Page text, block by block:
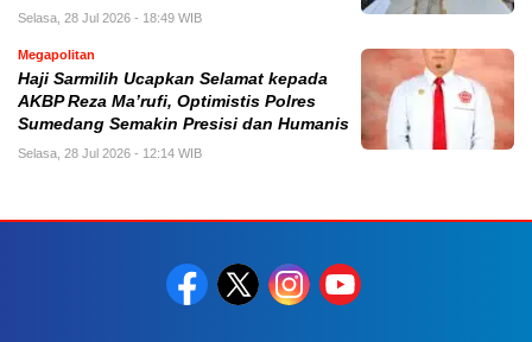
Selasa, 28 Jul 2026 - 18:49 WIB
Megapolitan
Haji Sarmilih Ucapkan Selamat kepada
AKBP Reza Ma’rufi, Optimistis Polres
Sumedang Semakin Presisi dan Humanis
Selasa, 28 Jul 2026 - 12:14 WIB